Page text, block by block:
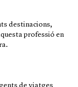
destinacions,
professió en